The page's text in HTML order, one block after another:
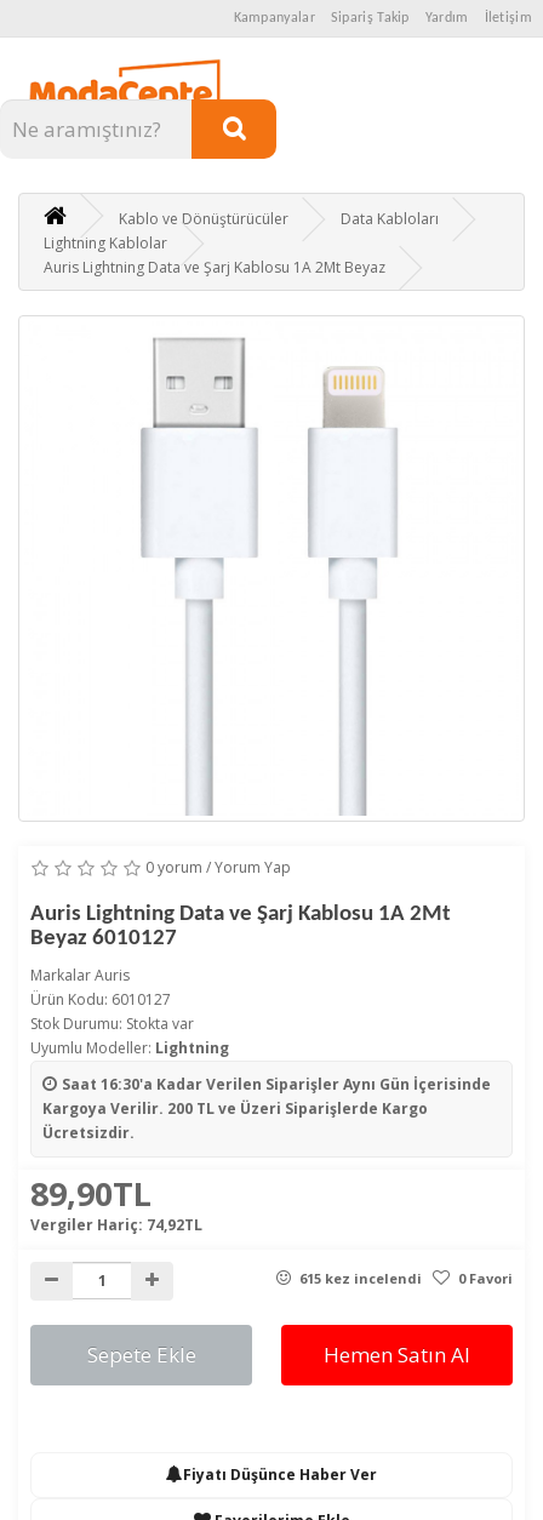
Kampanyalar Sipariş Takip Yardım İletişim
Kategoriler
Kablo ve Dönüştürücüler
Data Kabloları
Lightning Kablolar
Auris Lightning Data ve Şarj Kablosu 1A 2Mt Beyaz
0 yorum /Yorum Yap
Auris Lightning Data ve Şarj Kablosu 1A 2Mt
Beyaz 6010127
MarkalarAuris
Ürün Kodu: 6010127
Stok Durumu: Stokta var
Uyumlu Modeller: Lightning
Saat 16:30'a Kadar Verilen SiparişlerAynı Gün İçerisinde
Kargoya Verilir. 200 TL ve Üzeri Siparişlerde Kargo
Ücretsizdir.
89,90TL
Vergiler Hariç: 74,92TL
615 kez incelendi 0 Favori
Sepete Ekle Hemen Satın Al
Fiyatı Düşünce Haber Ver